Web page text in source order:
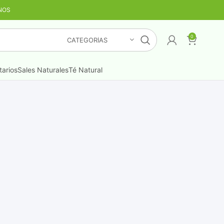
CATEGORÍAS 0
Sales NaturalesTé Natural